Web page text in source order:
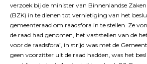
verzoek bij de minister van Binnenlandse
(BZK) in te dienen tot vernietiging van het
gemeenteraad om raadsfora in te stellen. Ze
de raad had genomen, het vaststellen van de
voor de raadsfora’, in strijd was met de
geen voorzitter uit de raad hadden, was het